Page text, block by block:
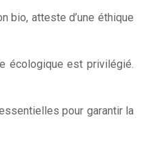
bio, atteste d’une éthique
écologique est privilégié.
pour garantir la